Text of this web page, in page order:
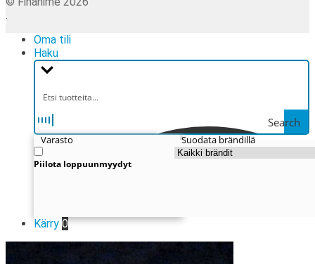
Oma tili
Haku
Search
Varasto
Piilota loppuunmyydyt
Suodata brändillä
Kärry 0